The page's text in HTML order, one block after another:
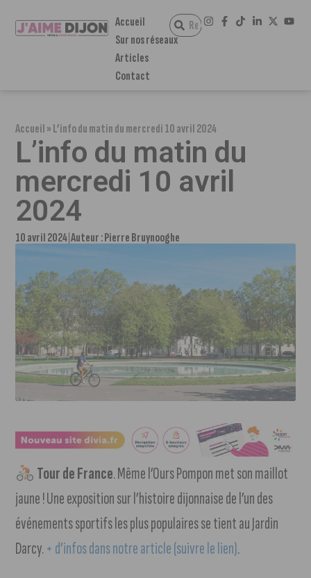
Accueil
Sur nos réseaux
Articles
Contact
Accueil»L’info du matin du mercredi 10 avril 2024
L’info du matin du
mercredi 10 avril
2024
10 avril 2024 Auteur :Pierre Bruynooghe
Tour de France. Même l’Ours Pompon met son maillot
jaune ! Une exposition sur l’histoire dijonnaise de l’un des
événements sportifs les plus populaires se tient au Jardin
Darcy.+ d’infos dans notre article (suivre le lien).